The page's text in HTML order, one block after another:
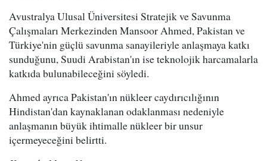
Avustralya Ulusal Üniversitesi Stratejik ve Savunma
Çalışmaları Merkezinden Mansoor Ahmed, Pakistan ve
Türkiye'nin güçlü savunma sanayileriyle anlaşmaya katkı
sunduğunu, Suudi Arabistan'ın ise teknolojik harcamalarla
katkıda bulunabileceğini söyledi.
Ahmed ayrıca Pakistan'ın nükleer caydırıcılığının
Hindistan'dan kaynaklanan odaklanması nedeniyle
anlaşmanın büyük ihtimalle nükleer bir unsur
içermeyeceğini belirtti.